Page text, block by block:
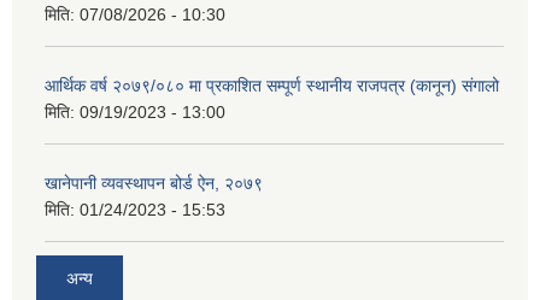
मिति: 07/08/2026 - 10:30
आर्थिक वर्ष २०७९/०८० मा प्रकाशित सम्पूर्ण स्थानीय राजपत्र (कानून) संगालो
मिति: 09/19/2023 - 13:00
खानेपानी व्यवस्थापन बोर्ड ऐन, २०७९
मिति: 01/24/2023 - 15:53
अन्य